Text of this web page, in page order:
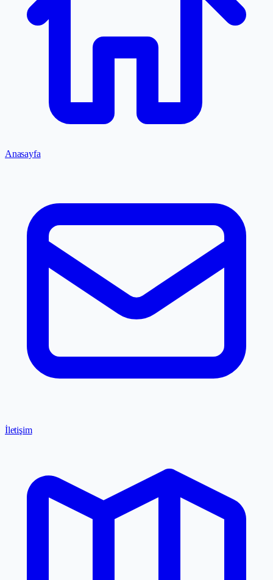
Anasayfa
İletişim